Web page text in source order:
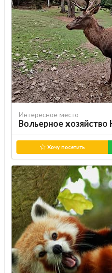
Интересное место
Вольерное
Хочу посетить